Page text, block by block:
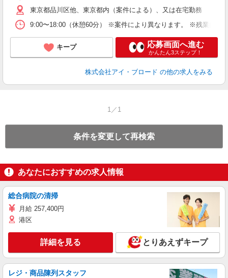
東京都品川区他、東京都内（案件による）、又は在宅勤務
9:00〜18:00（休憩60分） ※案件により異なります。 ※残業は月
キープ 応募画面へ進む
かんたん3ステップ！
株式会社アイ・ブロード の他の求人をみる
1／1
条件を変更して再検索
あなたにおすすめの求人情報
総合病院の清掃
月給 257,400円
港区
詳細を見る とりあえずキープ
レジ・商品陳列スタッフ